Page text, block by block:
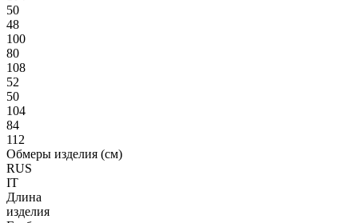
50
48
100
80
108
52
50
104
84
112
Обмеры изделия (см)
RUS
IT
Длина
изделия